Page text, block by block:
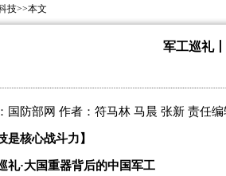
技>>本文
军工巡礼
国防部网 作者：符马林 马晨 张新 责任
是核心战斗力】
礼·大国重器背后的中国军工